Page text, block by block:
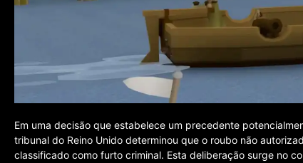
Em uma decisão que estabelece um precedente
tribunal do Reino Unido determinou que o roubo não
classificado como furto criminal. Esta deliberação surge no